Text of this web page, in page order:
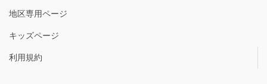
地区専用ページ
キッズページ
利用規約